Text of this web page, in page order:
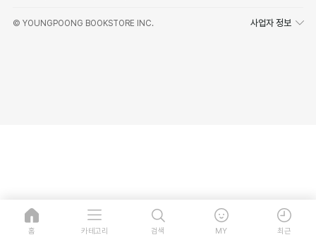
© YOUNGPOONG BOOKSTORE INC. 사업자 정보
홈 카테고리 검색 MY 최근